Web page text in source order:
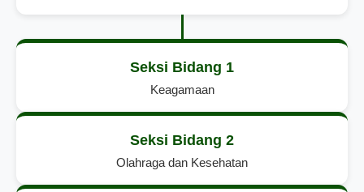
Seksi Bidang 1
Keagamaan
Seksi Bidang 2
Olahraga dan Kesehatan